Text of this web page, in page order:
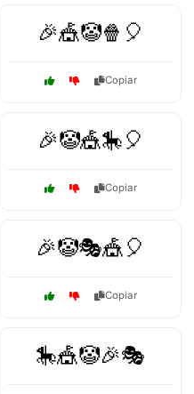
🎉🎪🤡🍿🎈
Copiar
🎉🤡🎪🎠🎈
Copiar
🎉🤡🎭🎪🎈
Copiar
🎠🎪🤡🎉🎭